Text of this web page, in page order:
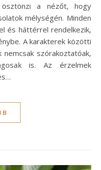
a nézőt, hogy
mélységén. Minden
és háttérrel rendelkezik,
A karakterek közötti
szórakoztatóak,
is. Az érzelmek